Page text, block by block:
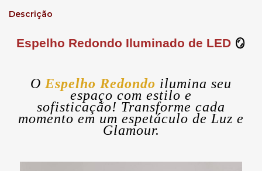
Descrição
Espelho Redondo Iluminado de LED 🪞
O Espelho Redondo ilumina seu
espaço com estilo e
sofisticação! Transforme cada
momento em um espetáculo de Luz e
Glamour.